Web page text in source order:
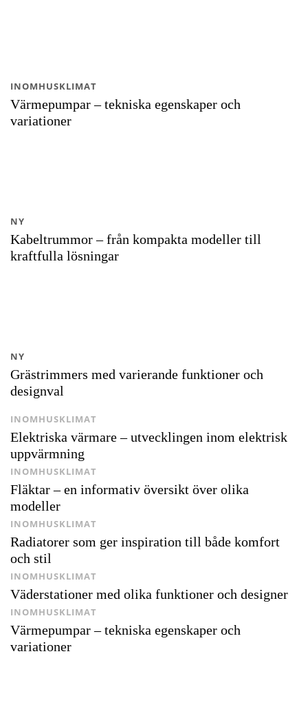
Värmepumpar – tekniska egenskaper och
variationer
INOMHUSKLIMAT
Kabeltrummor – från kompakta modeller till
kraftfulla lösningar
NY
Grästrimmers med varierande funktioner och
designval
NY
Elektriska värmare – utvecklingen inom elektrisk
uppvärmning
INOMHUSKLIMAT
Fläktar – en informativ översikt över olika
modeller
INOMHUSKLIMAT
Radiatorer som ger inspiration till både komfort
och stil
INOMHUSKLIMAT
Väderstationer med olika funktioner och designer
INOMHUSKLIMAT
Värmepumpar – tekniska egenskaper och
variationer
INOMHUSKLIMAT